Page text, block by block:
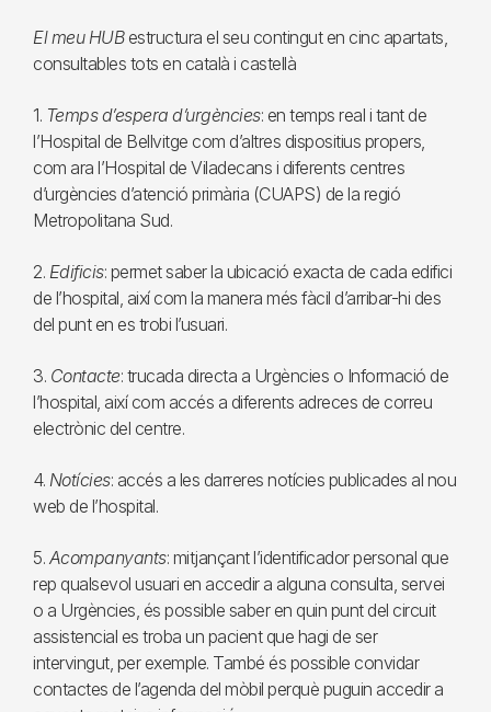
El meu HUBestructura el seu contingut en cinc apartats,
consultables tots en català i castellà
1. Temps d’espera d’urgències: en temps real i tant de
l’Hospital de Bellvitge com d’altres dispositius propers,
com ara l’Hospital de Viladecans i diferents centres
d’urgències d’atenció primària (CUAPS) de la regió
Metropolitana Sud.
2. Edificis: permet saber la ubicació exacta de cada edifici
de l’hospital, així com la manera més fàcil d’arribar-hi des
del punt en es trobi l’usuari.
3. Contacte: trucada directa a Urgències o Informació de
l’hospital, així com accés a diferents adreces de correu
electrònic del centre.
4. Notícies: accés a les darreres notícies publicades al nou
web de l’hospital.
5. Acompanyants: mitjançant l’identificador personal que
rep qualsevol usuari en accedir a alguna consulta, servei
o a Urgències, és possible saber en quin punt del circuit
assistencial es troba un pacient que hagi de ser
intervingut, per exemple. També és possible convidar
contactes de l’agenda del mòbil perquè puguin accedir a